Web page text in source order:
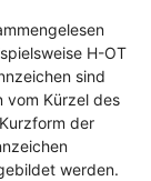
H-OT
sind
vom Kürzel des
der
werden.